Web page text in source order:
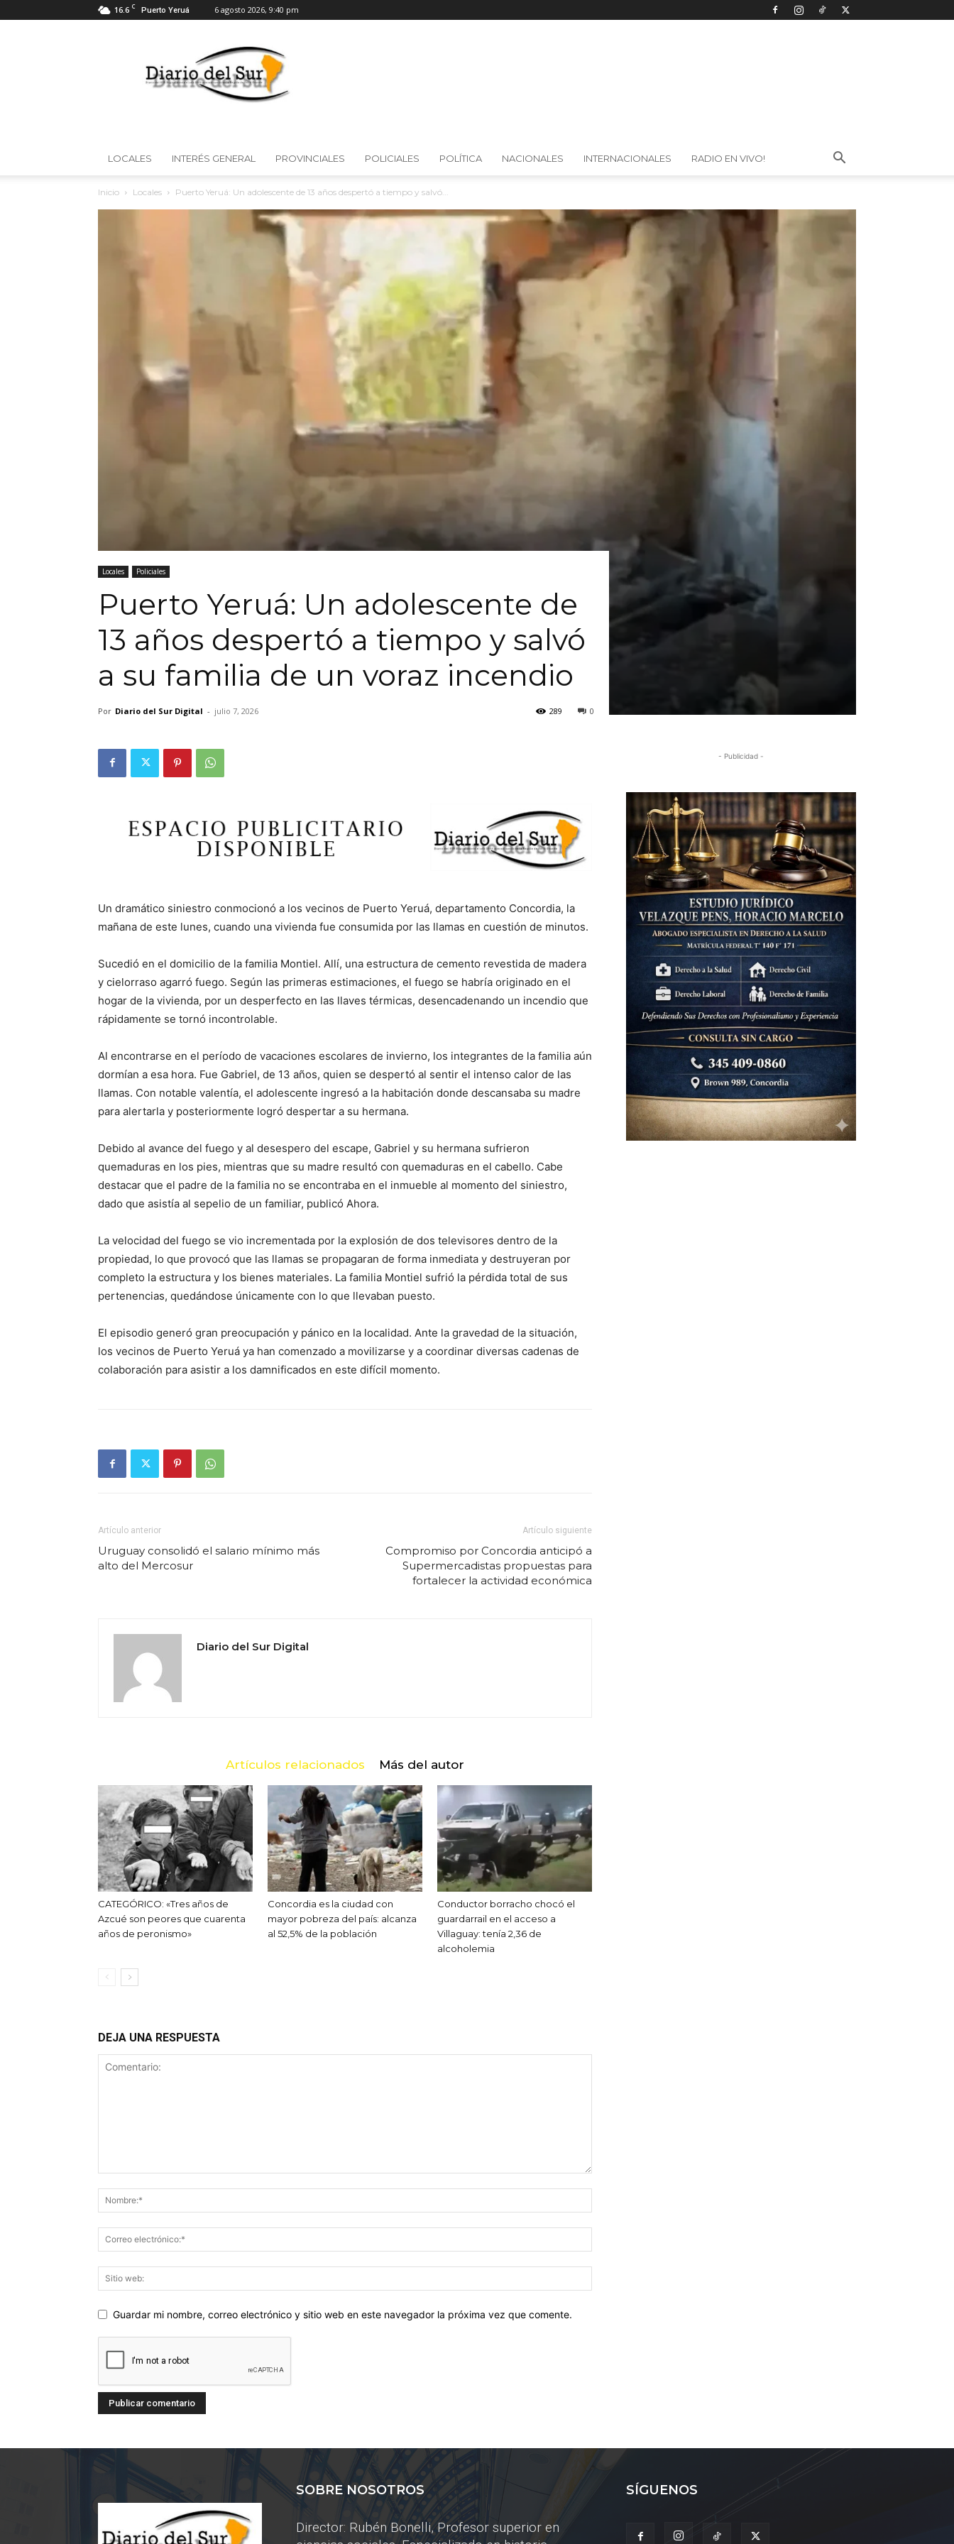
16.6 C Puerto Yeruá 6 agosto 2026, 9:40 pm
Diario
del
Sur
LOCALES INTERÉS GENERAL PROVINCIALES POLICIALES POLÍTICA NACIONALES INTERNACIONALES RADIO EN VIVO!
Inicio Locales Puerto Yeruá: Un adolescente de 13 años despertó a tiempo y salvó...
Locales Policiales
Puerto Yeruá: Un adolescente de
13 años despertó a tiempo y salvó
a su familia de un voraz incendio
Por Diario del Sur Digital - julio 7, 2026 0
289
Un dramático siniestro conmocionó a los vecinos de Puerto Yeruá, departamento Concordia, la
mañana de este lunes, cuando una vivienda fue consumida por las llamas en cuestión de minutos.
Sucedió en el domicilio de la familia Montiel. Allí, una estructura de cemento revestida de madera
y cielorraso agarró fuego. Según las primeras estimaciones, el fuego se habría originado en el
hogar de la vivienda, por un desperfecto en las llaves térmicas, desencadenando un incendio que
rápidamente se tornó incontrolable.
Al encontrarse en el período de vacaciones escolares de invierno, los integrantes de la familia aún
dormían a esa hora. Fue Gabriel, de 13 años, quien se despertó al sentir el intenso calor de las
llamas. Con notable valentía, el adolescente ingresó a la habitación donde descansaba su madre
para alertarla y posteriormente logró despertar a su hermana.
Debido al avance del fuego y al desespero del escape, Gabriel y su hermana sufrieron
quemaduras en los pies, mientras que su madre resultó con quemaduras en el cabello. Cabe
destacar que el padre de la familia no se encontraba en el inmueble al momento del siniestro,
dado que asistía al sepelio de un familiar, publicó Ahora.
La velocidad del fuego se vio incrementada por la explosión de dos televisores dentro de la
propiedad, lo que provocó que las llamas se propagaran de forma inmediata y destruyeran por
completo la estructura y los bienes materiales. La familia Montiel sufrió la pérdida total de sus
pertenencias, quedándose únicamente con lo que llevaban puesto.
El episodio generó gran preocupación y pánico en la localidad. Ante la gravedad de la situación,
los vecinos de Puerto Yeruá ya han comenzado a movilizarse y a coordinar diversas cadenas de
colaboración para asistir a los damnificados en este difícil momento.
Artículo anterior
Uruguay consolidó el salario mínimo más
alto del Mercosur
Artículo siguiente
Compromiso por Concordia anticipó a
Supermercadistas propuestas para
fortalecer la actividad económica
Diario del Sur Digital
Artículos relacionados Más del autor
CATEGÓRICO: «Tres años de
Azcué son peores que cuarenta
años de peronismo»
Concordia es la ciudad con
mayor pobreza del país: alcanza
al 52,5% de la población
Conductor borracho chocó el
guardarrail en el acceso a
Villaguay: tenía 2,36 de
alcoholemia
DEJA UNA RESPUESTA
Guardar mi nombre, correo electrónico y sitio web en este navegador la próxima vez que comente.
- Publicidad -
SOBRE NOSOTROS
Director: Rubén Bonelli, Profesor superior en
SÍGUENOS